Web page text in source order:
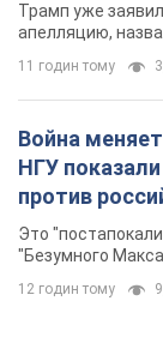
долларов
Трамп уже
апелляцию,
11 годин тому
Война
НГУ
против
Фото
Это
"Безумного
12 годин тому